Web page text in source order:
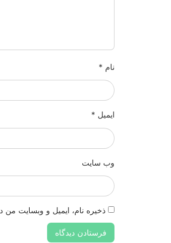
نام *
ایمیل *
وب‌ سایت
ذخیره نام، ایمیل و وبسایت من